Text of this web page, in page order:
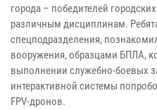
города – победителей
различным дисциплинам.
спецподразделения,
вооружения, образцами БПЛА,
выполнении служебно-боевых
интерактивной системы
FPV-дронов.